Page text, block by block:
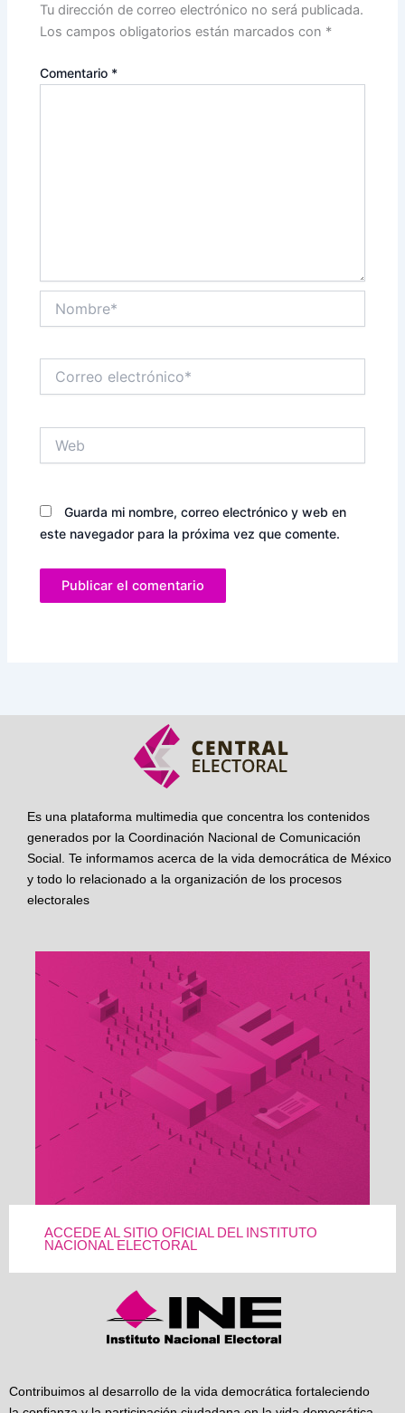
Tu dirección de correo electrónico no será publicada.
Los campos obligatorios están marcados con *
Comentario *
electrónico*
Guarda mi nombre, correo electrónico y web en
este navegador para la próxima vez que comente.
Es una plataforma multimedia que concentra los contenidos
generados por la Coordinación Nacional de Comunicación
Social. Te informamos acerca de la vida democrática de México
y todo lo relacionado a la organización de los procesos
electorales
ACCEDE AL SITIO OFICIAL DEL INSTITUTO
NACIONAL ELECTORAL
Contribuimos al desarrollo de la vida democrática fortaleciendo